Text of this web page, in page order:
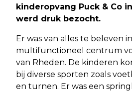
kinderopvang Puck & Co
werd druk bezocht.
Er was van alles te beleven
multifunctioneel centrum
van Rheden. De kinderen
bij diverse sporten zoals
en turnen. Er was een